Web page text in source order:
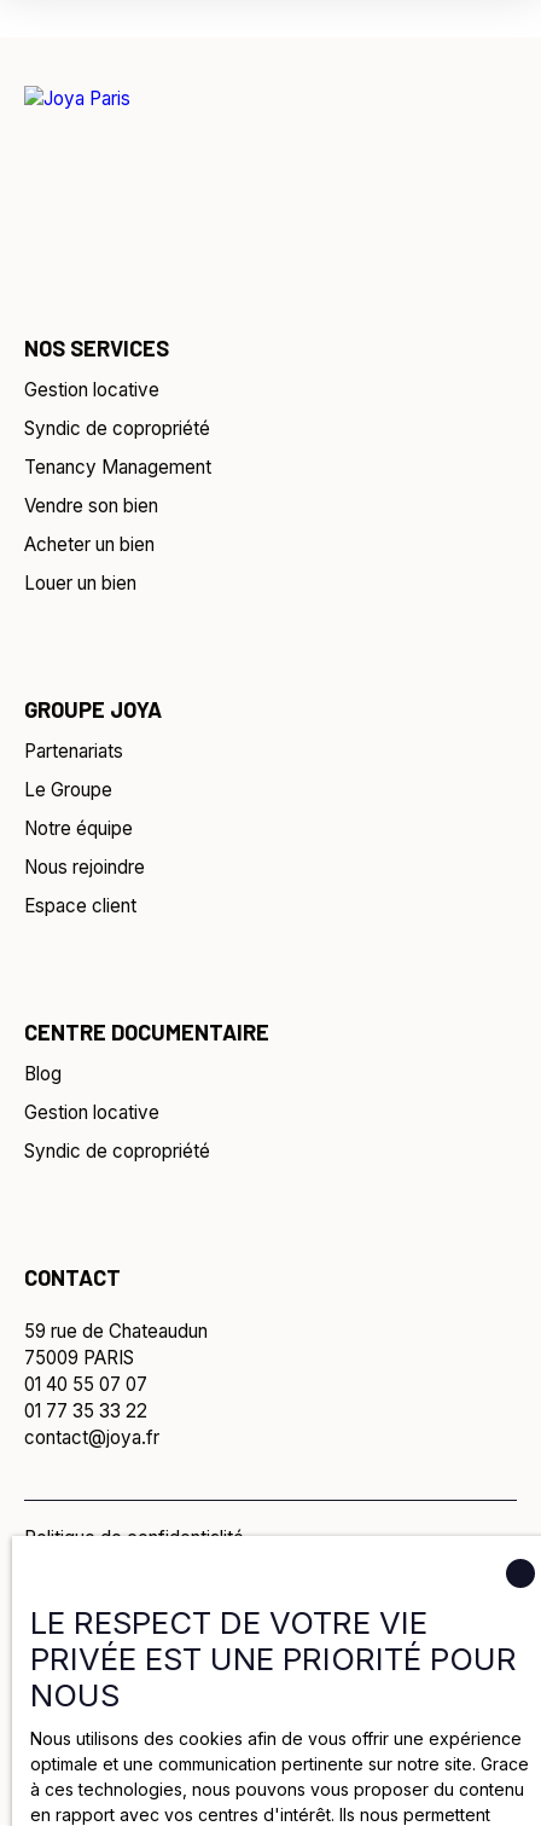
NOS SERVICES
Gestion locative
Syndic de copropriété
Tenancy Management
Vendre son bien
Acheter un bien
Louer un bien
GROUPE JOYA
Partenariats
Le Groupe
Notre équipe
Nous rejoindre
Espace client
CENTRE DOCUMENTAIRE
Blog
Gestion locative
Syndic de copropriété
CONTACT
59 rue de Chateaudun
75009 PARIS
01 40 55 07 07
01 77 35 33 22
contact@joya.fr
Politique de confidentialité
Politique de cookies
Mentions légales
2025 par Groupe Joya
LE RESPECT DE VOTRE VIE
PRIVÉE EST UNE PRIORITÉ POUR
NOUS
Nous utilisons des cookies afin de vous offrir une expérience
optimale et une communication pertinente sur notre site. Grace
à ces technologies, nous pouvons vous proposer du contenu
en rapport avec vos centres d'intérêt. Ils nous permettent